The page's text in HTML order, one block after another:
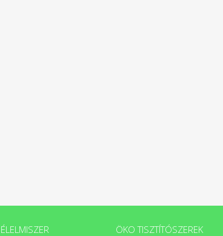
ÉLELMISZER ÖKO TISZTÍTÓSZEREK